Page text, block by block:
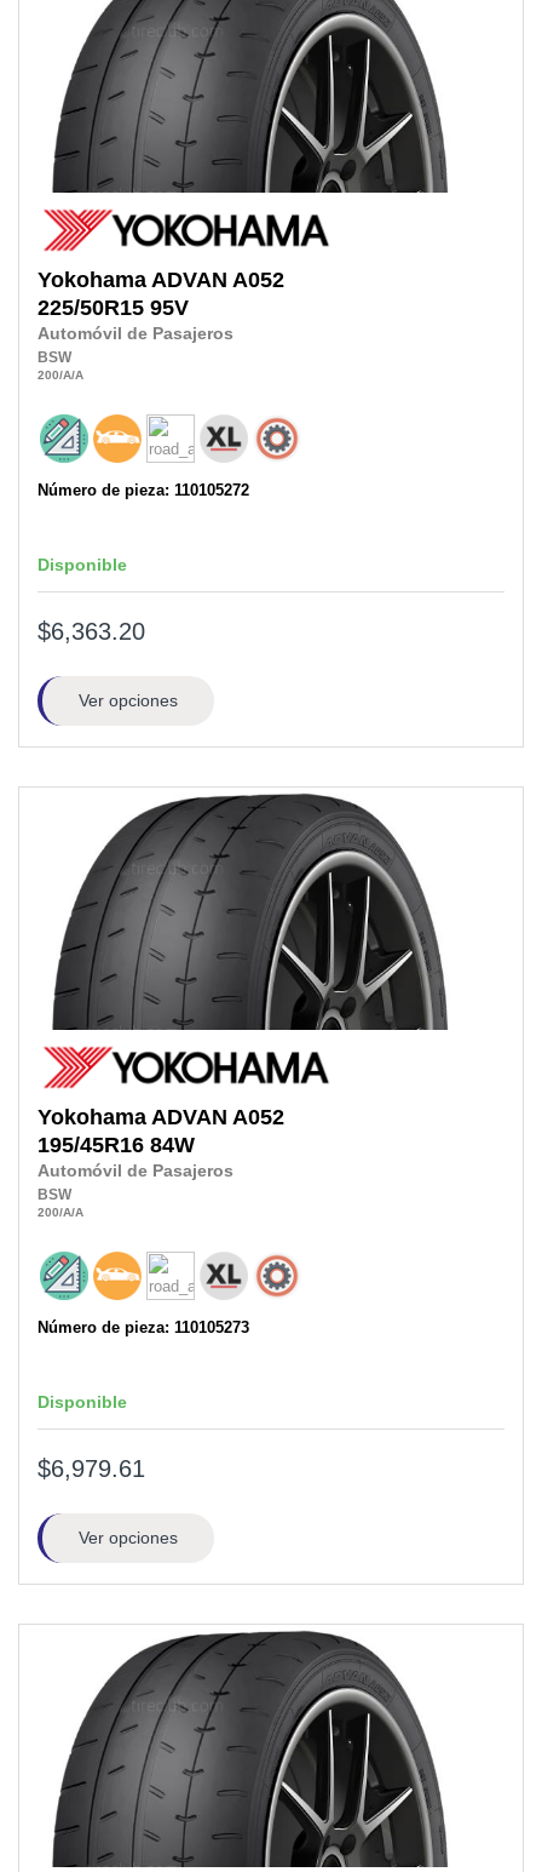
Yokohama ADVAN A052
225/50R15 95V
Automóvil de Pasajeros
BSW
200/A/A
Número de pieza: 110105272
Disponible
$6,363.20
Ver opciones
Yokohama ADVAN A052
195/45R16 84W
Automóvil de Pasajeros
BSW
200/A/A
Número de pieza: 110105273
Disponible
$6,979.61
Ver opciones